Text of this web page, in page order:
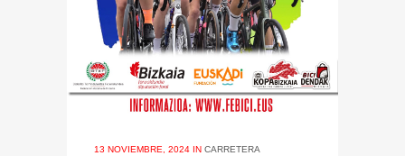
13 NOVIEMBRE, 2024 IN CARRETERA